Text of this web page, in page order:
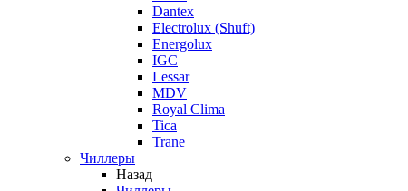
Dantex
Electrolux (Shuft)
Energolux
IGC
Lessar
MDV
Royal Clima
Tica
Trane
Чиллеры
Назад